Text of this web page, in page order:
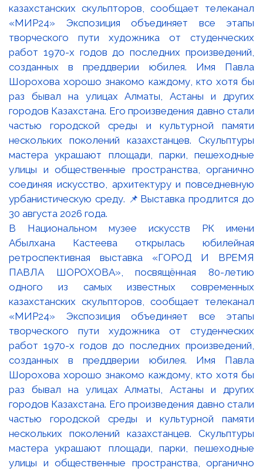
В Национальном музее искусств РК имени
Абылхана Кастеева открылась юбилейная
ретроспективная выставка «ГОРОД И ВРЕМЯ
ПАВЛА ШОРОХОВА», посвящённая 80-летию
одного из самых известных современных
казахстанских скульпторов, сообщает телеканал
«МИР24» Экспозиция объединяет все этапы
творческого пути художника от студенческих
работ 1970-х годов до последних произведений,
созданных в преддверии юбилея. Имя Павла
Шорохова хорошо знакомо каждому, кто хотя бы
раз бывал на улицах Алматы, Астаны и других
городов Казахстана. Его произведения давно стали
частью городской среды и культурной памяти
нескольких поколений казахстанцев. Скульптуры
мастера украшают площади, парки, пешеходные
улицы и общественные пространства, органично